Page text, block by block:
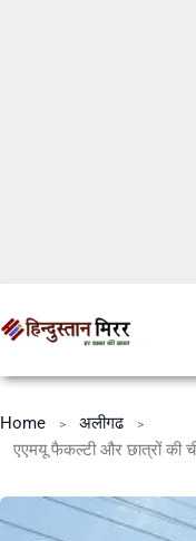
Home
अलीगढ
एएमयू फैकल्टी और छात्रों की